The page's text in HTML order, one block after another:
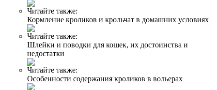
Читайте также:
Кормление кроликов и крольчат в домашних условиях
Читайте также:
Шлейки и поводки для кошек, их достоинства и
недостатки
Читайте также:
Особенности содержания кроликов в вольерах